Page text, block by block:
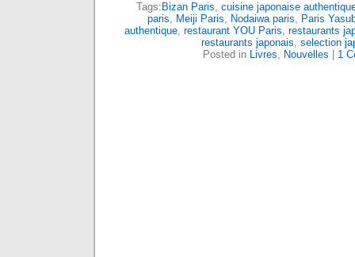
Tags: Bizan Paris, cuisine japonaise
paris, Meiji Paris, Nodaiwa paris, Paris
authentique, restaurant YOU Paris, restaurants
restaurants japonais, selection
Posted in Livres, Nouvelles 1